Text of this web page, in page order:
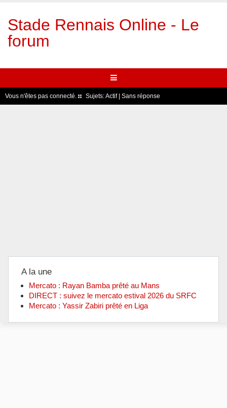
Stade Rennais Online - Le
forum
Vous n'êtes pas connecté. Sujets:Actif| Sans réponse
A la une
Mercato : Rayan Bamba prêté au Mans
DIRECT : suivez le mercato estival 2026 du SRFC
Mercato : Yassir Zabiri prêté en Liga